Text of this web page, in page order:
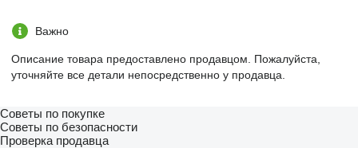
Важно
Описание товара предоставлено продавцом. Пожалуйста,
уточняйте все детали непосредственно у продавца.
Советы по покупке
Советы по безопасности
Проверка продавца